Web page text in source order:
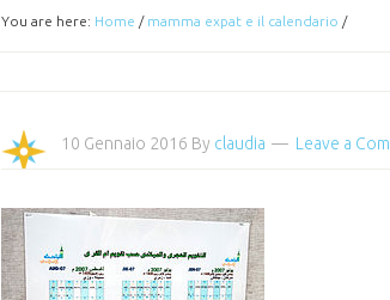
You are here: Home / mamma expat e il calendario /
10 Gennaio 2016 By claudia Leave a